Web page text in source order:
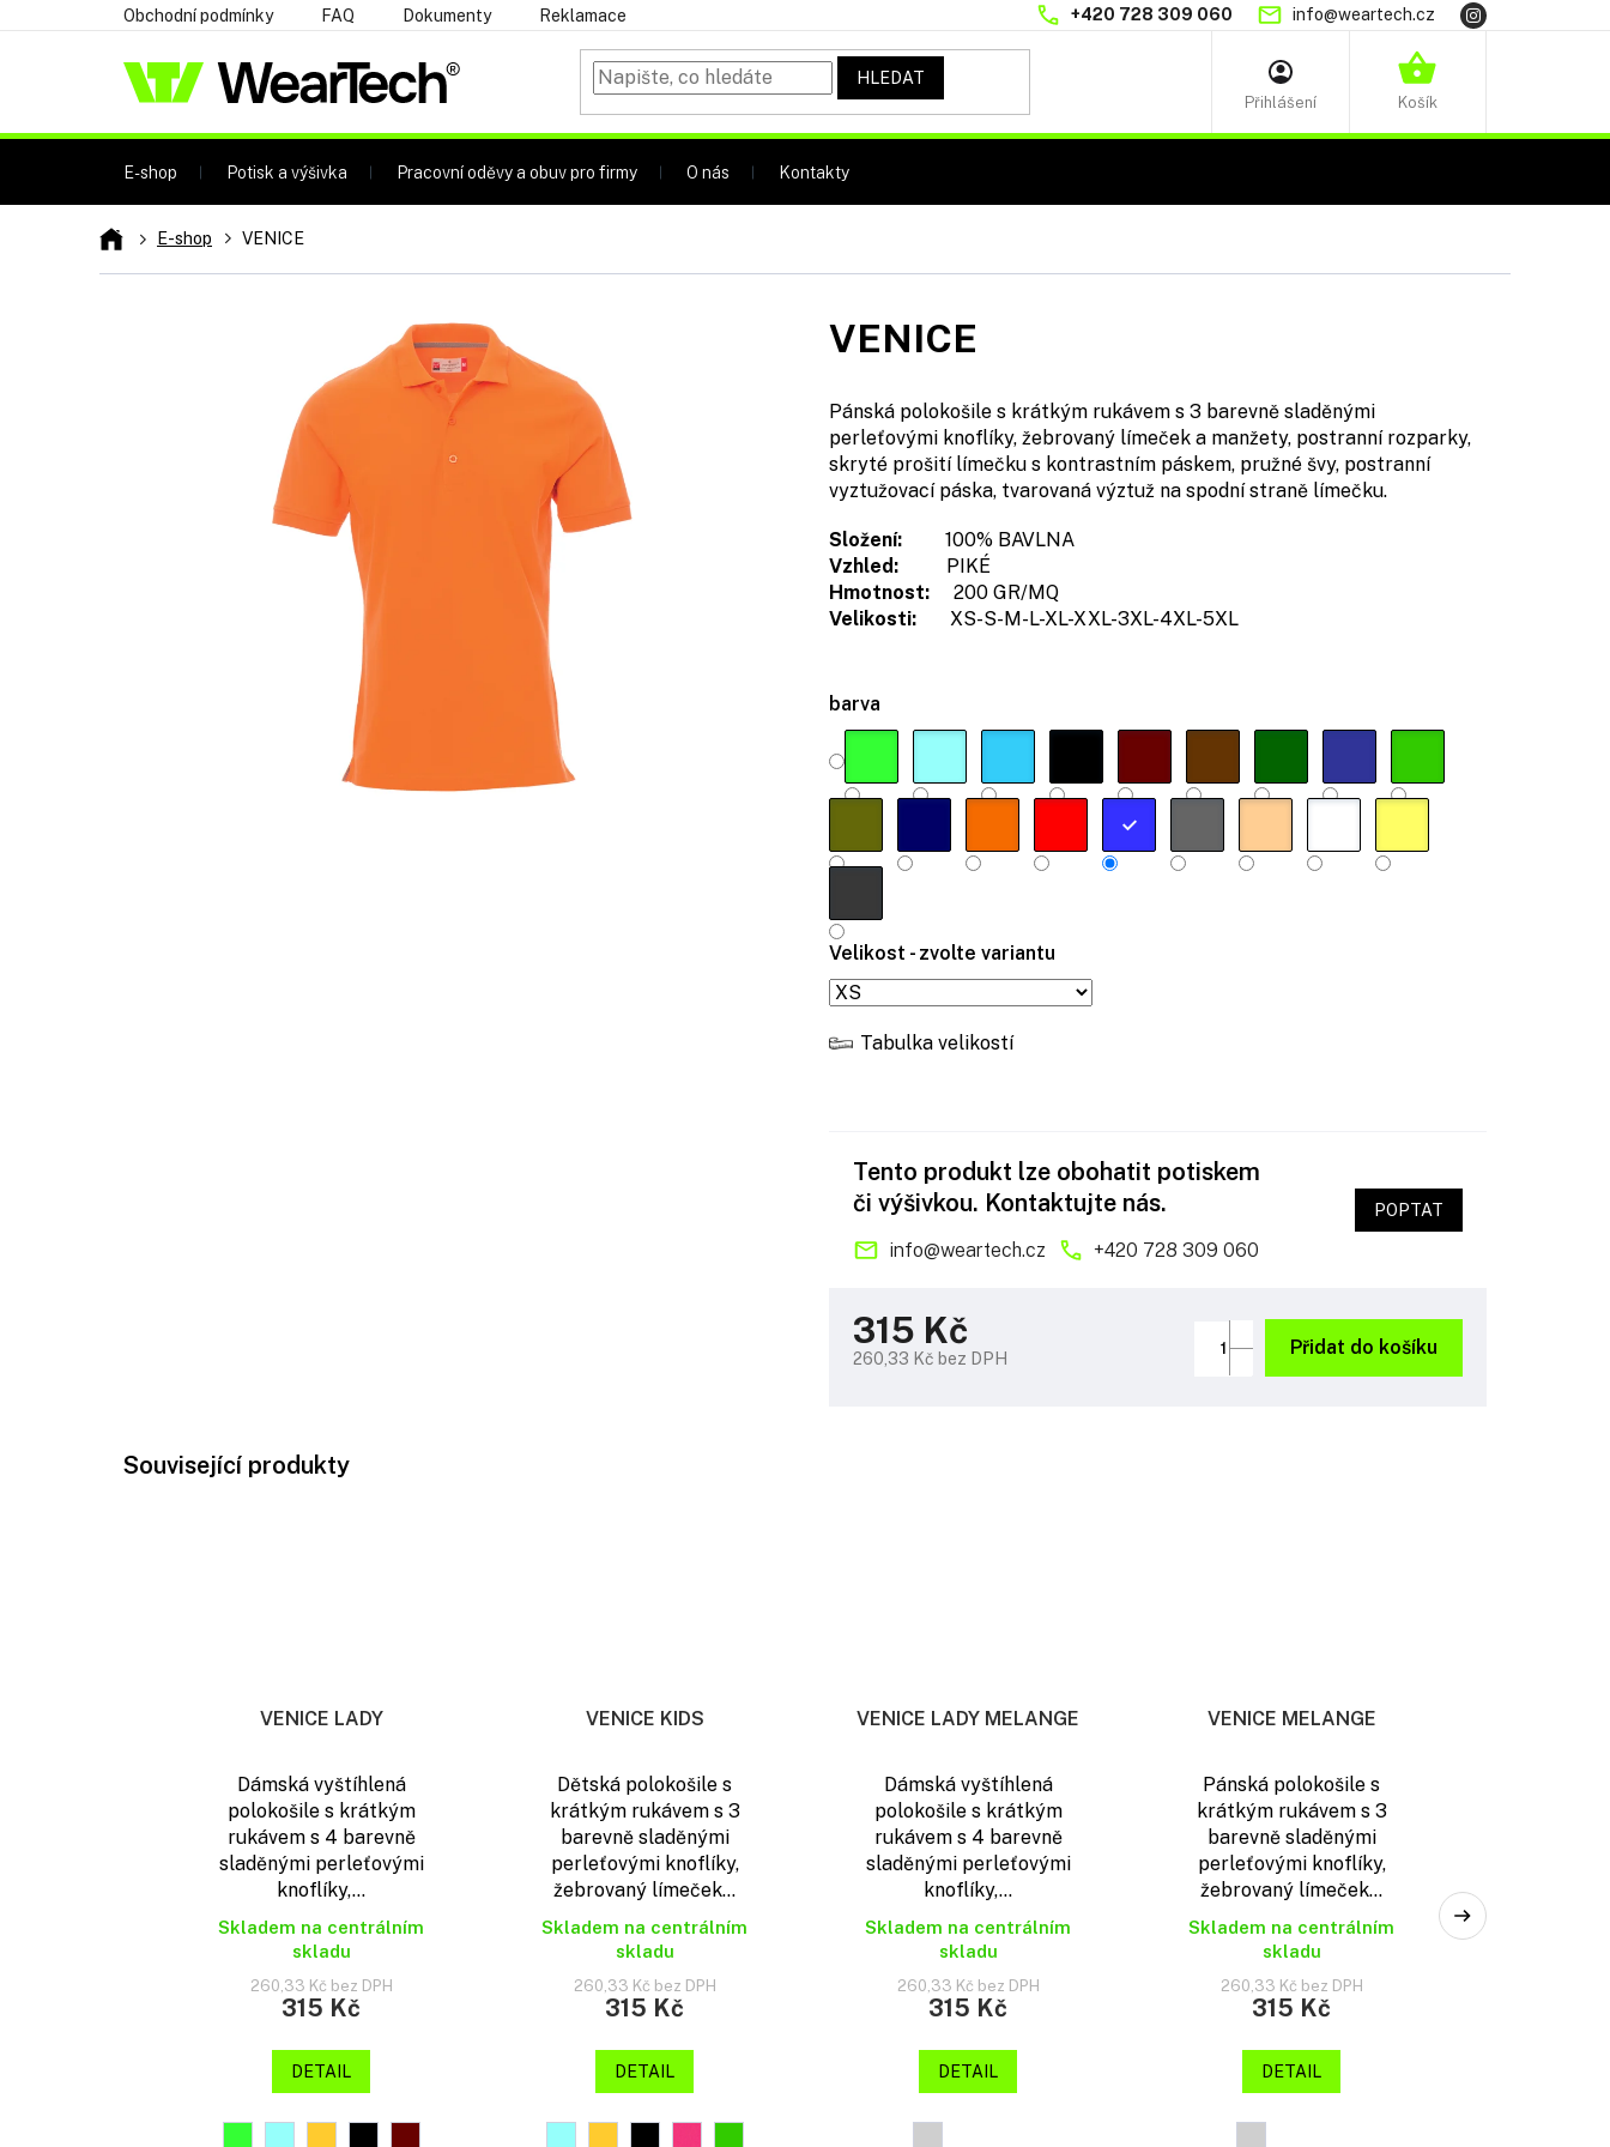
na
+420 728 309 060 info@weartech.cz
Obchodní podmínky FAQ Dokumenty Reklamace
HLEDAT
NÁKUPNÍ
E-shop Potisk a výšivka Pracovní oděvy a obuv pro firmy O nás Kontakty
DomůE-shop VENICE
barva
Velikost - zvolte variantu
Tabulka velikostí
Pánská polokošile s krátkým rukávem s 3 barevně sladěnými
perleťovými knoflíky, žebrovaný límeček a manžety, postranní rozparky,
skryté prošití límečku s kontrastním páskem, pružné švy, postranní
vyztužovací páska, tvarovaná výztuž na spodní straně límečku.
Složení:
100% BAVLNA
Vzhled:
PIKÉ
Hmotnost:
200 GR/MQ
Velikosti:
XS-S-M-L-XL-XXL-3XL-4XL-5XL
VENICE
315 Kč
260,33 Kč bez DPH
Přidat do košíku
Tento produkt lze obohatit potiskem
či výšivkou. Kontaktujte nás.
info@weartech.cz +420 728 309 060
POPTAT
Související produkty
VENICE LADY
Dámská vyštíhlená
polokošile s krátkým
rukávem s 4 barevně
sladěnými perleťovými
knoflíky,...
Skladem na centrálním
skladu
260,33 Kč bez DPH
315 Kč
DETAIL
VENICE KIDS
Dětská polokošile s
krátkým rukávem s 3
barevně sladěnými
perleťovými knoflíky,
žebrovaný límeček...
Skladem na centrálním
skladu
260,33 Kč bez DPH
315 Kč
DETAIL
VENICE LADY MELANGE
Dámská vyštíhlená
polokošile s krátkým
rukávem s 4 barevně
sladěnými perleťovými
knoflíky,...
Skladem na centrálním
skladu
260,33 Kč bez DPH
315 Kč
DETAIL
VENICE MELANGE
Pánská polokošile s
krátkým rukávem s 3
barevně sladěnými
perleťovými knoflíky,
žebrovaný límeček...
Skladem na centrálním
skladu
260,33 Kč bez DPH
315 Kč
DETAIL